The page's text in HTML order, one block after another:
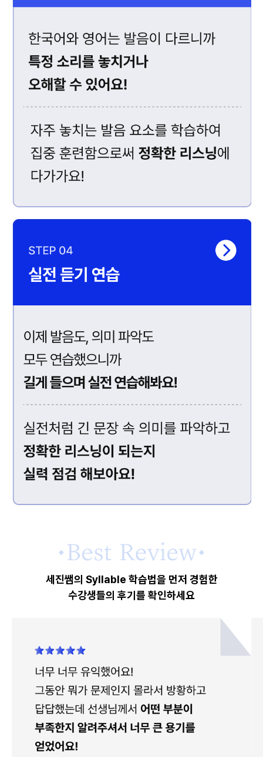
세진쌤의 Syllable 학습법을 먼저 경험한
수강생들의 후기를 확인하세요